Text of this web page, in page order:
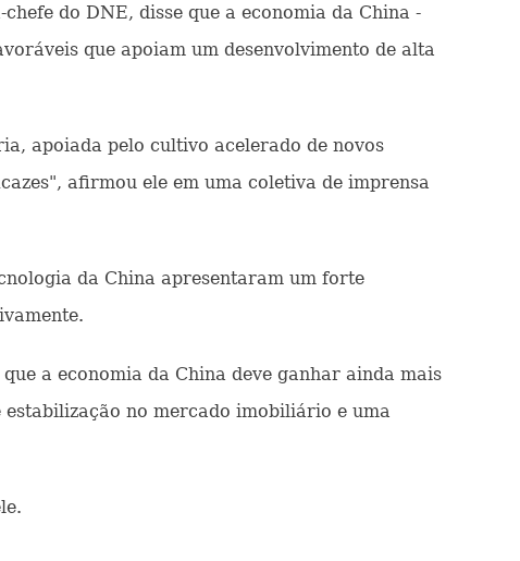
do DNE, disse que a economia da China -
que apoiam um desenvolvimento de alta
apoiada pelo cultivo acelerado de novos
afirmou ele em uma coletiva de imprensa
da China apresentaram um forte
a economia da China deve ganhar ainda mais
no mercado imobiliário e uma